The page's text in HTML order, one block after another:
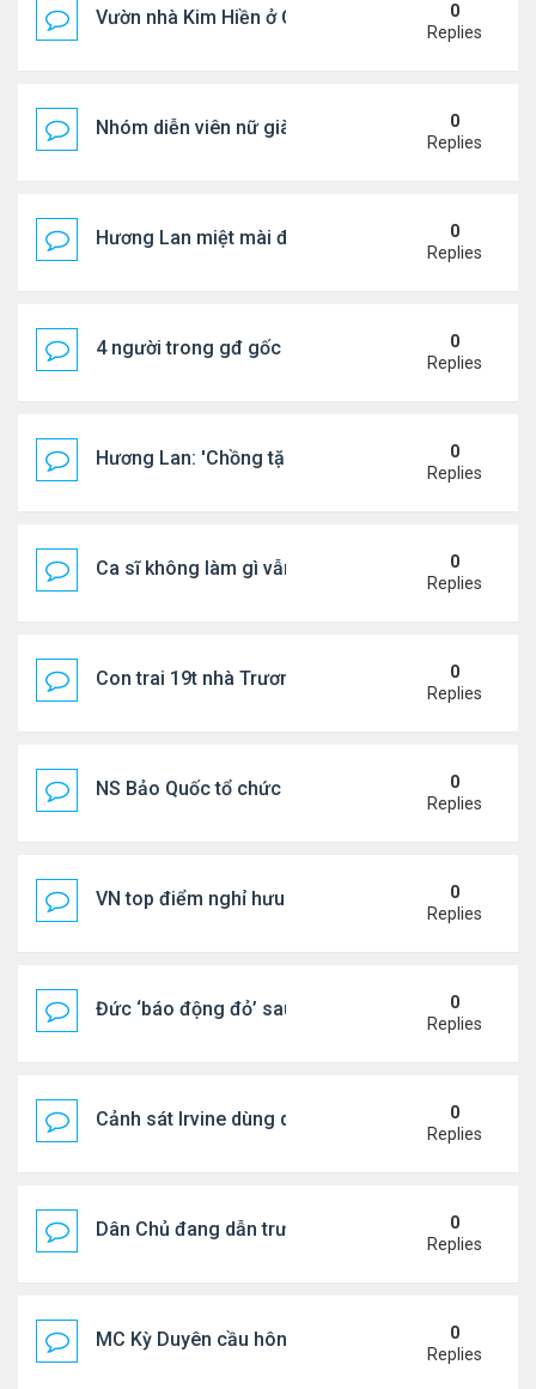
Vườn nhà Kim Hiền ở California
0
Replies
Nhóm diễn viên nữ giàu nhất thế giới
0
Replies
Hương Lan miệt mài đi hát ở tuổi 70
0
Replies
4 người trong gđ gốc Việt thiệt mạng vì tai nạn xe
0
Replies
Hương Lan: 'Chồng tặng tôi khu vườn tình yêu'
0
Replies
Ca sĩ không làm gì vẫn kiếm được 400 triệu đồng/
0
Replies
Con trai 19t nhà Trương Bá Chi - Tạ Đình Phong
0
Replies
NS Bảo Quốc tổ chức sn cho bà xã
0
Replies
VN top điểm nghỉ hưu lý tưởng cho người Mỹ
0
Replies
Đức ‘báo động đỏ’ sau vụ phát hiện UAV mang
0
Replies
Cảnh sát Irvine dùng drone bắt kẻ trộm trong
0
Replies
Dân Chủ đang dẫn trước Cộng Hòa trong các
0
Replies
MC Kỳ Duyên cầu hôn lại chồng cũ
0
Replies